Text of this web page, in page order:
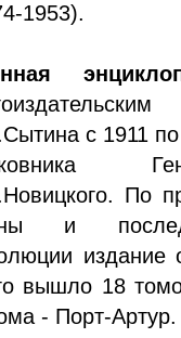
1953).
с 1911
По
и
издание
вышло 18
- Порт-Артур.